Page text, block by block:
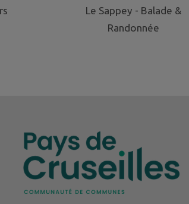
Le Sappey - Balade &
Randonnée